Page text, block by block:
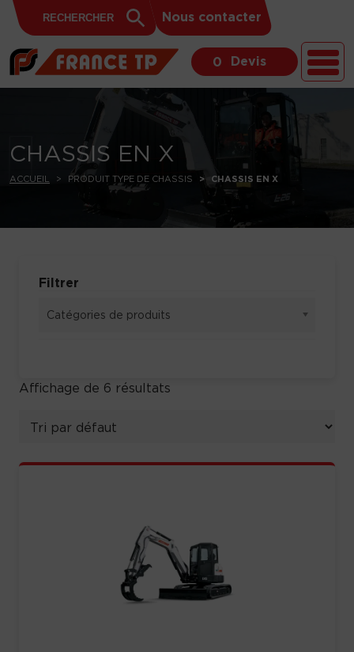
Skip to content
for:
Search
Button
Nous contacter
0 Devis
CHASSIS EN X
ACCUEIL PRODUIT TYPE DE CHASSIS CHASSIS EN X
Filtrer
Catégories de produits
Affichage de 6 résultats